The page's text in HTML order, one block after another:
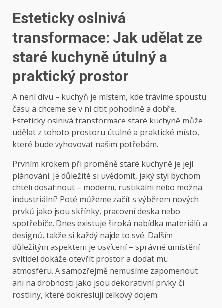
Esteticky oslnivá
transformace: Jak udělat ze
staré kuchyně útulný a
praktický prostor
A není divu – kuchyň je místem, kde trávíme spoustu
času a chceme se v ní cítit pohodlně a dobře.
Esteticky oslnivá transformace staré kuchyně může
udělat z tohoto prostoru útulné a praktické místo,
které bude vyhovovat našim potřebám.
Prvním krokem při proměně staré kuchyně je její
plánování. Je důležité si uvědomit, jaký styl bychom
chtěli dosáhnout – moderní, rustikální nebo možná
industriální? Poté můžeme začít s výběrem nových
prvků jako jsou skřínky, pracovní deska nebo
spotřebiče. Dnes existuje široká nabídka materiálů a
designů, takže si každý najde to své. Dalším
důležitým aspektem je osvícení – správné umístění
svítidel dokáže otevřít prostor a dodat mu
atmosféru. A samozřejmě nemusíme zapomenout
ani na drobnosti jako jsou dekorativní prvky či
rostliny, které dokreslují celkový dojem.